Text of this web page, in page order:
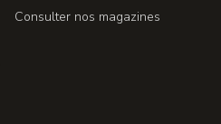
Consulter nos magazines